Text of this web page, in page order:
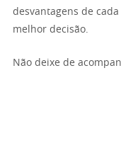
desvantagens de
melhor decisão.
Não deixe de